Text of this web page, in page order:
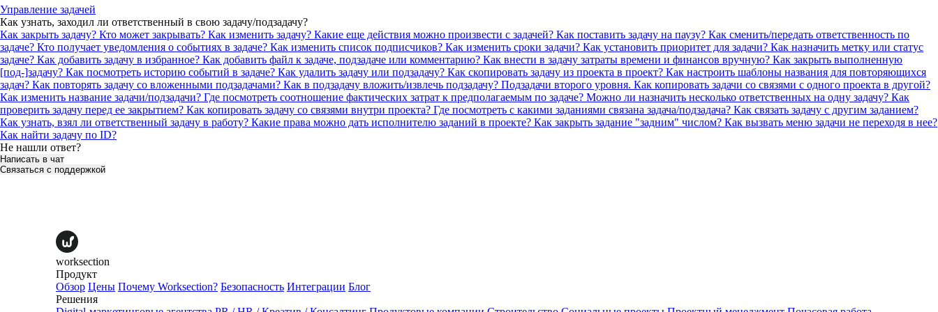
Управление задачей
Как узнать, заходил ли ответственный в свою задачу/подзадачу?
Как закрыть задачу? Кто может закрывать? Как изменить задачу? Какие еще действия можно произвести с задачей? Как поставить задачу на паузу? Как сменить/передать ответственность по
задаче? Кто получает уведомления о событиях в задаче? Как изменить список подписчиков? Как изменить сроки задачи? Как установить приоритет для задачи? Как назначить метку или статус
задаче? Как добавить задачу в избранное? Как добавить файл к задаче, подзадаче или комментарию? Как внести в задачу затраты времени и финансов вручную? Как закрыть выполненную
[под-]задачу? Как посмотреть историю событий в задаче? Как удалить задачу или подзадачу? Как скопировать задачу из проекта в проект? Как настроить шаблоны названия для повторяющихся
задач? Как повторять задачу со вложенными подзадачами? Как в подзадачу вложить/извлечь подзадачу? Подзадачи второго уровня. Как копировать задачи со связями с одного проекта в другой?
Как изменить название задачи/подзадачи? Где посмотреть соотношение фактических затрат к предполагаемым по задаче? Можно ли назначить несколько ответственных на одну задачу? Как
проверить задачу перед ее закрытием? Как копировать задачу со связями внутри проекта? Где посмотреть с какими заданиями связана задача/подзадача? Как связать задачу с другим заданием?
Как узнать, взял ли ответственный задачу в работу? Какие права можно дать исполнителю заданий в проекте? Как закрыть задание "задним" числом? Как вызвать меню задачи не переходя в нее?
Как найти задачу по ID?
Не нашли ответ?
Написать в чат
Связаться с поддержкой
worksection
Продукт
Обзор Цены Почему Worksection? Безопасность Интеграции Блог
Решения